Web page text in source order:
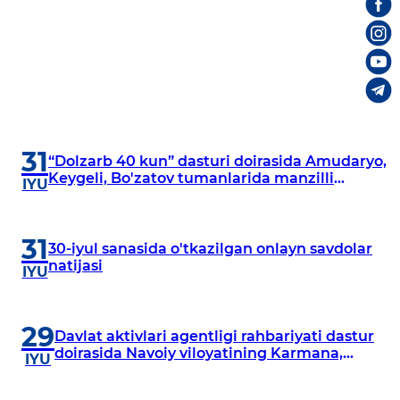
31
IYU
“Dolzarb 40 kun” dasturi doirasida Amudaryo,
Keygeli, Bo'zatov tumanlarida manzilli
31
IYU
30-iyul sanasida o'tkazilgan onlayn savdolar
natijasi
29
IYU
Davlat aktivlari agentligi rahbariyati dastur
doirasida Navoiy viloyatining Karmana,